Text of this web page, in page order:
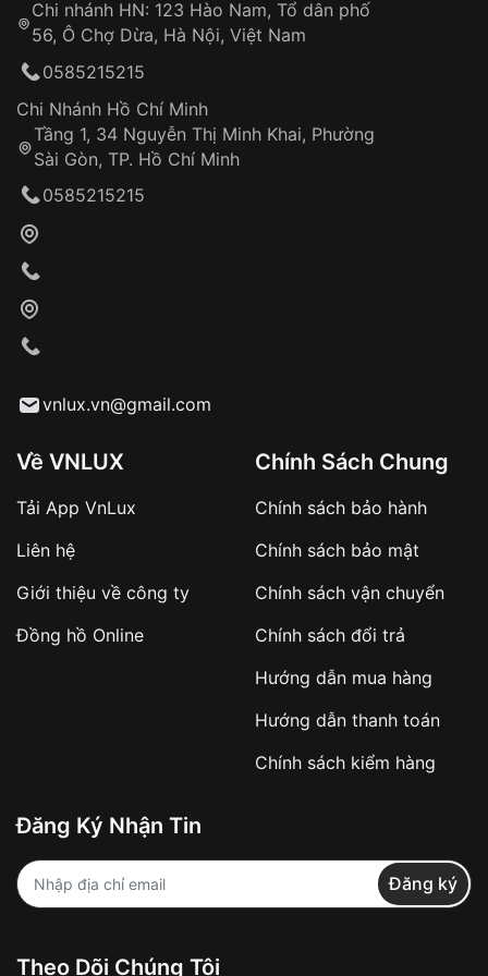
Từ khóa SEO:
Khách hàng kiểm tra và thanh toán trực tiếp
Từ khóa SEO:
sản phẩm đặc biệt
hàng
Số tiền còn lại thanh toán khi nhận hàng hoặc
✔️ Đảm bảo xử lý đơn hàng nhanh chóng
✔️ Hạn chế tình trạng hủy đơn không mong
Từ khóa SEO:
Khách hàng được
Đảm bảo quyền lợi khách hàng
Đồng hành cùng khách hàng trong suốt quá
trình sử dụng
Chi nhánh HN: 123 Hào Nam, Tổ dân phố
56, Ô Chợ Dừa, Hà Nội, Việt Nam
0585215215
Chi Nhánh Hồ Chí Minh
Tầng 1, 34 Nguyễn Thị Minh Khai, Phường
Sài Gòn, TP. Hồ Chí Minh
0585215215
vnlux.vn@gmail.com
Về VNLUX
Tải App VnLux
Liên hệ
Giới thiệu về công ty
Đồng hồ Online
Chính Sách Chung
Chính sách bảo hành
Chính sách bảo mật
Chính sách vận chuyển
Chính sách đổi trả
Hướng dẫn mua hàng
Hướng dẫn thanh toán
Chính sách kiểm hàng
Đăng Ký Nhận Tin
Đăng ký
Theo Dõi Chúng Tôi